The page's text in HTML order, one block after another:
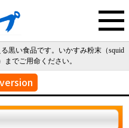
MENU
黒い食品です。いかすみ粉末（squid
でご用命ください。